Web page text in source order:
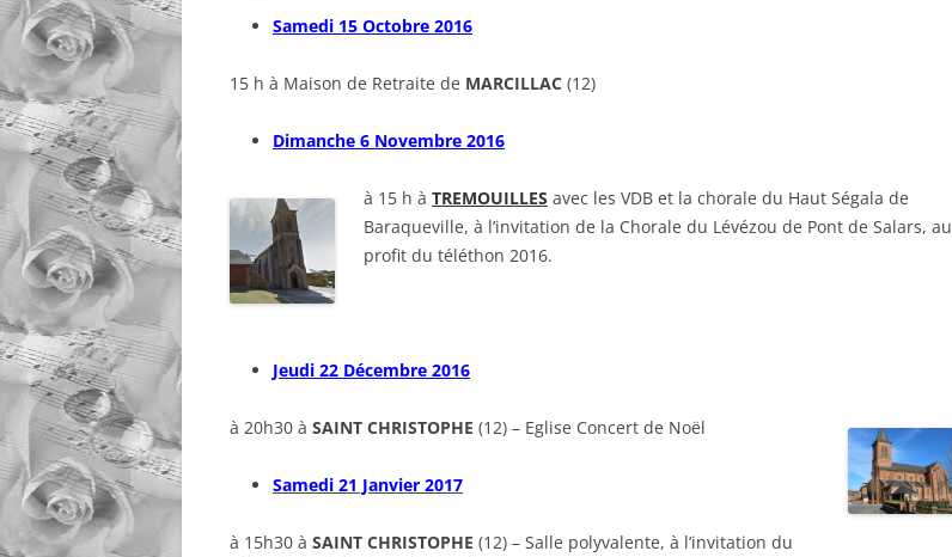
Samedi 15 Octobre 2016
15 h à Maison de Retraite de MARCILLAC (12)
Dimanche 6 Novembre 2016
à 15 h à TREMOUILLES avec les VDB et la chorale du Haut Ségala de
Baraqueville, à l’invitation de la Chorale du Lévézou de Pont de Salars, au
profit du téléthon 2016.
Jeudi 22 Décembre 2016
à 20h30 à SAINT CHRISTOPHE (12) – Eglise Concert de Noël
Samedi 21 Janvier 2017
à 15h30 à SAINT CHRISTOPHE (12) – Salle polyvalente, à l’invitation du